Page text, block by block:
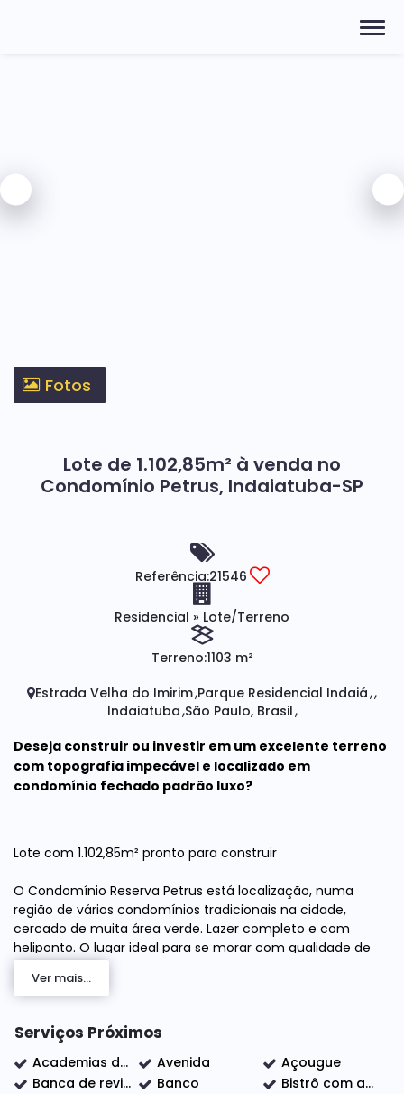
Fotos
Lote de 1.102,85m² à venda no
Condomínio Petrus, Indaiatuba-SP
Referência:21546
Residencial » Lote/Terreno
Terreno:1103 m²
Estrada Velha do Imirim Parque Residencial Indaiá
Indaiatuba São Paulo, Brasil
Deseja construir ou investir em um excelente terreno
com topografia impecável e localizado em
condomínio fechado padrão luxo?
Lote com 1.102,85m² pronto para construir
O Condomínio Reserva Petrus está localização, numa
região de vários condomínios tradicionais na cidade,
cercado de muita área verde. Lazer completo e com
heliponto. O lugar ideal para se morar com qualidade de
em um ambiente seguro e com infraestrutura
Entre em contato para agendarmos uma visita. Temos
profissionais qualificados dispostos a lhe atender durante
todo o processo de compra do seu terreno!
Ver mais...
Serviços Próximos
Academias de ginástica Avenida
Açougue
Banca de revistas
Banco
Bistrô com adega